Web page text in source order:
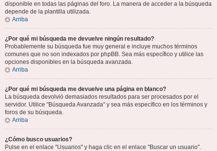
disponible en todas las páginas del foro. La manera de acceder a la búsqueda
depende de la plantilla utilizada.
Arriba
¿Por qué mi búsqueda me devuelve ningún resultado?
Probablemente su búsqueda fue muy general e incluye muchos términos
comunes que no son indexados por phpBB. Sea más específico y utilice las
opciones disponibles en la búsqueda avanzada.
Arriba
¿Por qué mi búsqueda me devuelve una página en blanco?
La búsqueda devolvió demasiados resultados para ser procesados por el
servidor. Utilice "Búsqueda Avanzada" y sea más específico en los términos y
foros de su búsqueda.
Arriba
¿Cómo busco usuarios?
Pulse en el enlace "Usuarios" y haga clic en el enlace "Buscar un usuario".